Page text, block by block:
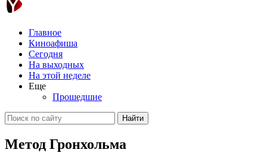
Главное
Киноафиша
Сегодня
На выходных
На этой неделе
Еще
Прошедшие
Найти
Метод Гронхольма